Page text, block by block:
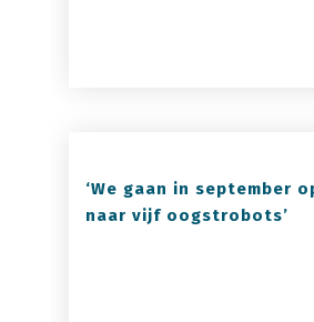
‘We gaan in september
naar vijf oogstrobots’